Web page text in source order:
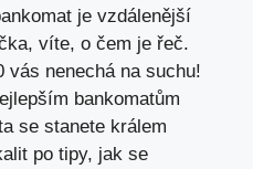
je vzdálenější
víte, o čem je řeč.
vás nenechá na suchu!
bankomatům
se stanete králem
po tipy, jak se